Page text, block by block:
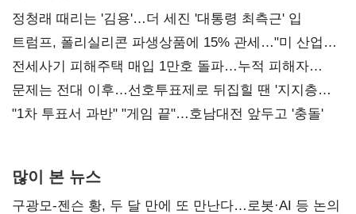
정청래 때리는 '김용'…더 세진 '대통령 최측근' 입
트럼프, 폴리실리콘 파생상품에 15% 관세…"미 산업
재건"
전세사기 피해주택 매입 1만호 돌파…누적 피해자
4만278명
문제는 전대 이후…선호투표제로 뒤집힐 땐 '지지층
불복'
"1차 투표서 과반" "게임 끝"…호남대전 앞두고 '충돌'
많이 본 뉴스
구광모-젠슨 황, 두 달 만에 또 만난다…로봇·AI 등 논의